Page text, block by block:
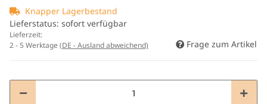
Knapper Lagerbestand
Lieferstatus: sofort verfügbar
Lieferzeit:
2 - 5 Werktage (DE - Ausland abweichend) Frage zum Artikel